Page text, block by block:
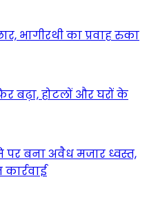
भागीरथी का प्रवाह रुका
बढ़ा, होटलों और घरों के
पर बना अवैध मजार ध्वस्त,